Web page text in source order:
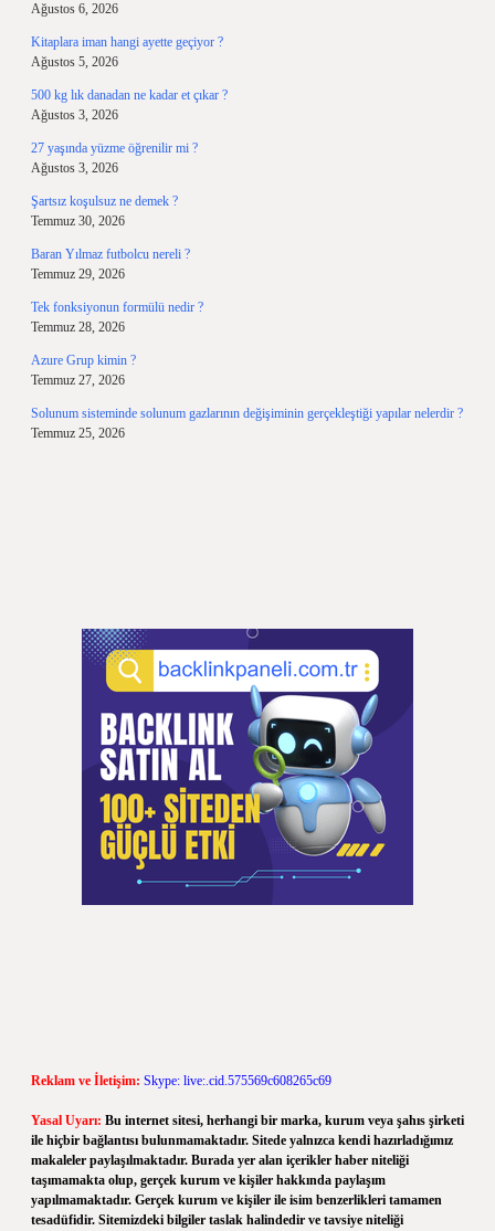
Ağustos 6, 2026
Kitaplara iman hangi ayette geçiyor ?
Ağustos 5, 2026
500 kg lık danadan ne kadar et çıkar ?
Ağustos 3, 2026
27 yaşında yüzme öğrenilir mi ?
Ağustos 3, 2026
Şartsız koşulsuz ne demek ?
Temmuz 30, 2026
Baran Yılmaz futbolcu nereli ?
Temmuz 29, 2026
Tek fonksiyonun formülü nedir ?
Temmuz 28, 2026
Azure Grup kimin ?
Temmuz 27, 2026
Solunum sisteminde solunum gazlarının değişiminin gerçekleştiği yapılar nelerdir ?
Temmuz 25, 2026
Reklam ve İletişim: Skype: live:.cid.575569c608265c69
Yasal Uyarı: Bu internet sitesi, herhangi bir marka, kurum veya şahıs şirketi
ile hiçbir bağlantısı bulunmamaktadır. Sitede yalnızca kendi hazırladığımız
makaleler paylaşılmaktadır. Burada yer alan içerikler haber niteliği
taşımamakta olup, gerçek kurum ve kişiler hakkında paylaşım
yapılmamaktadır. Gerçek kurum ve kişiler ile isim benzerlikleri tamamen
tesadüfidir. Sitemizdeki bilgiler taslak halindedir ve tavsiye niteliği